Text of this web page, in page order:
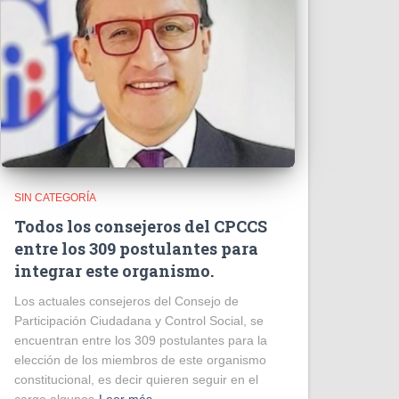
SIN CATEGORÍA
Todos los consejeros del CPCCS
entre los 309 postulantes para
integrar este organismo.
Los actuales consejeros del Consejo de
Participación Ciudadana y Control Social, se
encuentran entre los 309 postulantes para la
elección de los miembros de este organismo
constitucional, es decir quieren seguir en el